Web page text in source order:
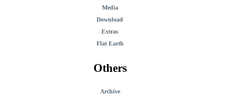
Media
Download
Extras
Flat Earth
Others
Archive